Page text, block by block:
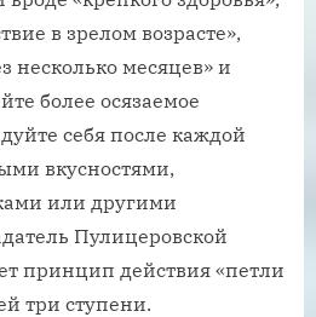
в зрелом возрасте»,
несколько месяцев» и
более осязаемое
себя после каждой
вкусностями,
или другими
Пулицеровской
принцип действия «петли
три ступени.